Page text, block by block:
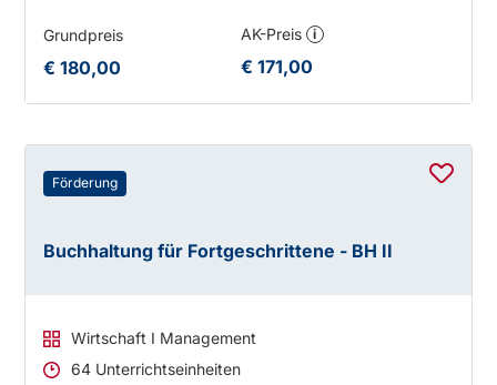
Grundpreis
€ 180,00
AK-Preis i
€ 171,00
Förderung
Buchhaltung für Fortgeschrittene - BH II
Wirtschaft I Management
64 Unterrichtseinheiten